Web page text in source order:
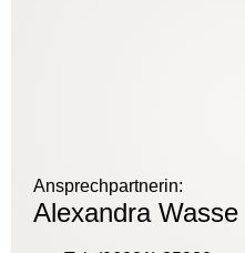
Ansprechpartnerin:
Alexandra Wasse